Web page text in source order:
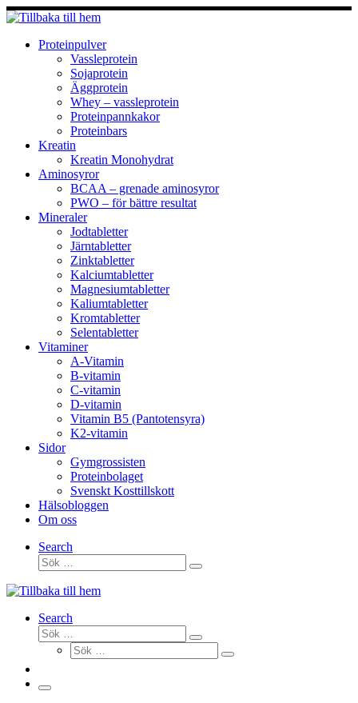
Hoppa
till
innehållProteinpulver
Vassleprotein
Sojaprotein
Äggprotein
Whey – vassleprotein
Proteinpannkakor
Proteinbars
Kreatin
Kreatin Monohydrat
Aminosyror
BCAA – grenade aminosyror
PWO – för bättre resultat
Mineraler
Jodtabletter
Järntabletter
Zinktabletter
Kalciumtabletter
Magnesiumtabletter
Kaliumtabletter
Kromtabletter
Selentabletter
Vitaminer
A-Vitamin
B-vitamin
C-vitamin
D-vitamin
Vitamin B5 (Pantotensyra)
K2-vitamin
Sidor
Gymgrossisten
Proteinbolaget
Svenskt Kosttillskott
Hälsobloggen
Om oss
Search
Sök
Sök
Search
Sök
Sök
Sök
Sök
Meny